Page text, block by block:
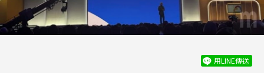
用LINE傳送